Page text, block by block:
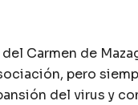
Carmen de
pero
del virus y